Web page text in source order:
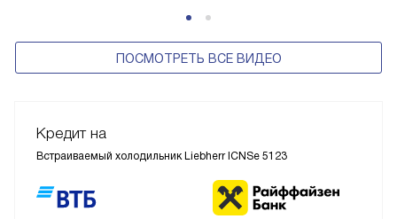
ПОСМОТРЕТЬ ВСЕ ВИДЕО
Кредит на
Встраиваемый холодильник Liebherr ICNSe 5123